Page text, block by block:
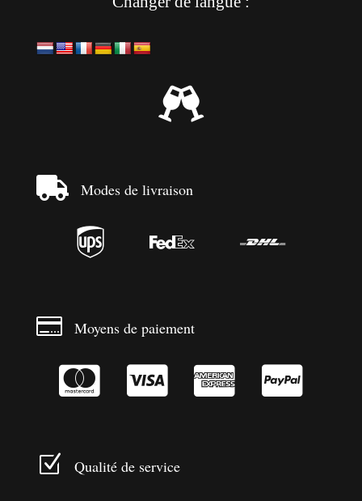

 Modes de livraison
  
 Moyens de paiement
   
Z Qualité de service